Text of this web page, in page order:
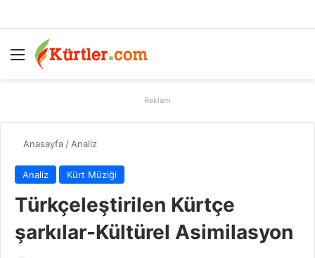
Menü
Reklam
Anasayfa / Analiz
Analiz Kürt Müziği
Türkçeleştirilen Kürtçe
şarkılar-Kültürel Asimilasyon